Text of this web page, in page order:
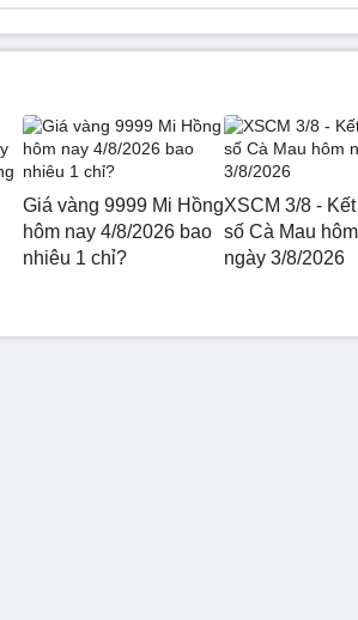
Giá vàng 9999 Mi Hồng
hôm nay 4/8/2026 bao
nhiêu 1 chỉ?
XSCM 3/8 -
số Cà Mau
ngày 3/8/2026